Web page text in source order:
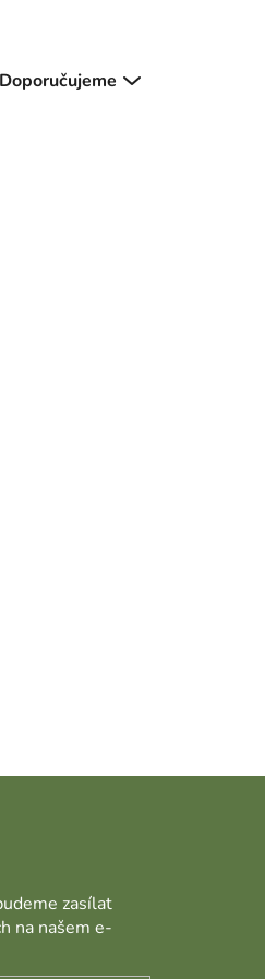
Doporučujeme
zasílat
na našem e-